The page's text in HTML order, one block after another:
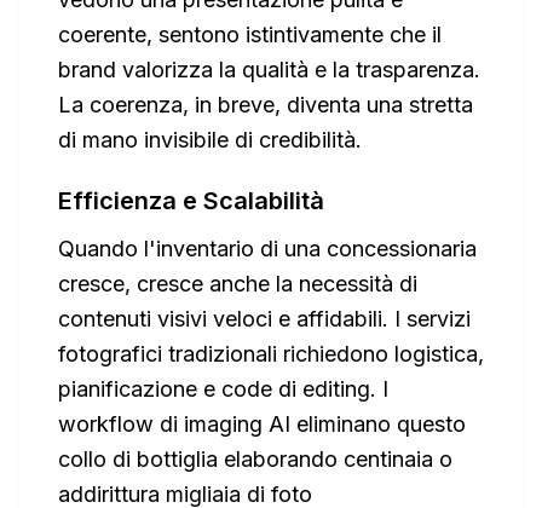
coerente, sentono istintivamente che il
brand valorizza la qualità e la trasparenza.
La coerenza, in breve, diventa una stretta
di mano invisibile di credibilità.
Efficienza e Scalabilità
Quando l'inventario di una concessionaria
cresce, cresce anche la necessità di
contenuti visivi veloci e affidabili. I servizi
fotografici tradizionali richiedono logistica,
pianificazione e code di editing. I
workflow di imaging AI eliminano questo
collo di bottiglia elaborando centinaia o
addirittura migliaia di foto